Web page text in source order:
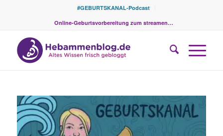
#GEBURTSKANAL-Podcast
Online-Geburtsvorbereitung zum streamen…